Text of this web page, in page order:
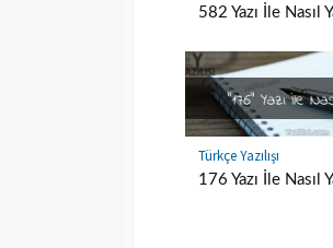
582 Yazı İle Nasıl
Türkçe Yazılışı
176 Yazı İle Nasıl